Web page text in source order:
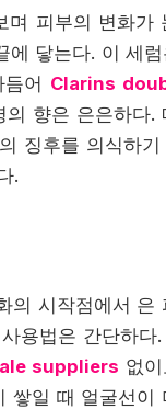
며 피부의 변화가
닿는다. 이 세럼
어 Clarins
향은 은은하다.
징후를 의식하기
.
의 시작점에서 은
용법은 간단하다
suppliers 없
쌓일 때 얼굴선이